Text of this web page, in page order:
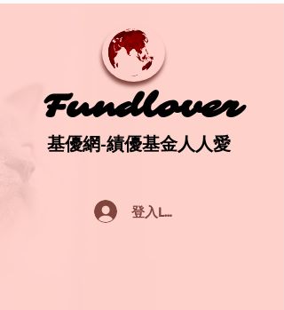
Fundlover
Fundlover
基優網-績優基金人人愛
基優網-績優基金人人愛
登入Log In